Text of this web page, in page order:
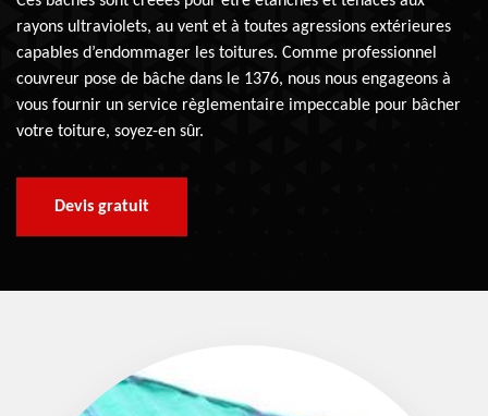
rayons ultraviolets, au vent et à toutes agressions extérieures
capables d’endommager les toitures. Comme professionnel
couvreur pose de bâche dans le 1376, nous nous engageons à
vous fournir un service règlementaire impeccable pour bâcher
votre toiture, soyez-en sûr.
Devis gratuit